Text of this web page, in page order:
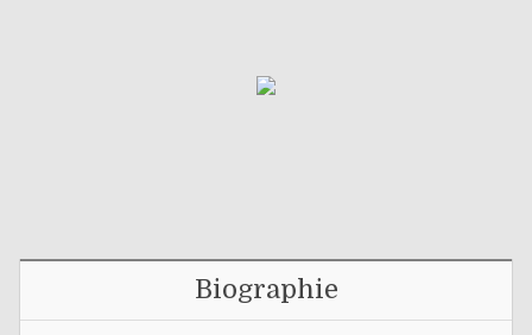
Biographie